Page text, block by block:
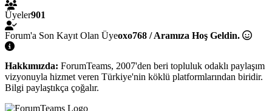
Üyeler901
Forum'a Son Kayıt Olan Üyeoxo768 / Aramıza Hoş Geldin.
Hakkımızda: ForumTeams, 2007'den beri topluluk odaklı paylaşım
vizyonuyla hizmet veren Türkiye'nin köklü platformlarından biridir.
Bilgi paylaştıkça çoğalır.